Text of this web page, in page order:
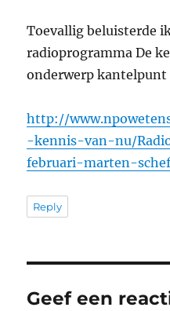
Toevallig beluisterde
radioprogramma De
onderwerp kantelpunt
http://
-kennis-van-nu/
februari-marten-
Reply
Geef een